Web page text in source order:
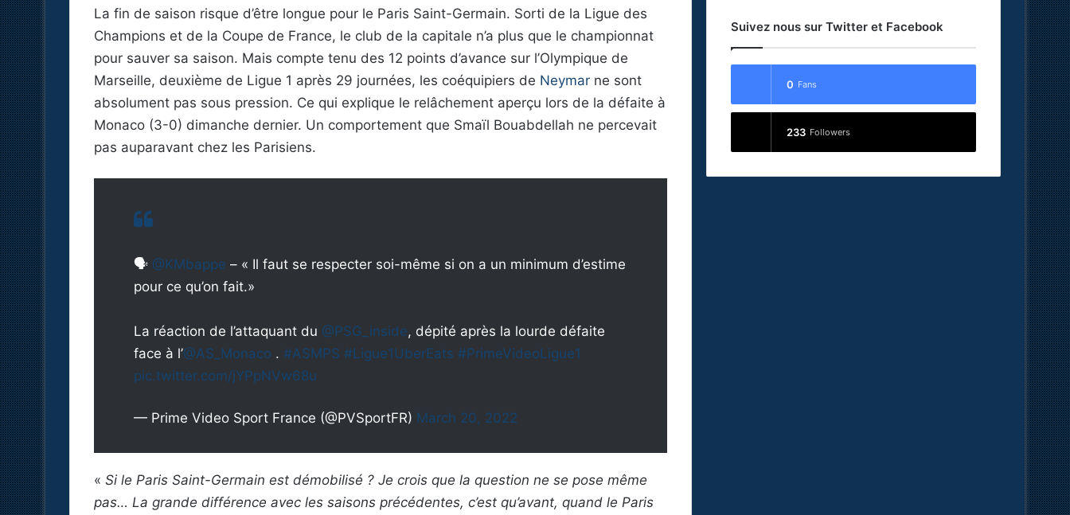
La fin de saison risque d’être longue pour le Paris Saint-Germain. Sorti de la Ligue des
Champions et de la Coupe de France, le club de la capitale n’a plus que le championnat
pour sauver sa saison. Mais compte tenu des 12 points d’avance sur l’Olympique de
Marseille, deuxième de Ligue 1 après 29 journées, les coéquipiers de Neymar ne sont
absolument pas sous pression. Ce qui explique le relâchement aperçu lors de la défaite à
Monaco (3-0) dimanche dernier. Un comportement que Smaïl Bouabdellah ne percevait
pas auparavant chez les Parisiens.
🗣️ @KMbappe – « Il faut se respecter soi-même si on a un minimum d’estime
pour ce qu’on fait.»
La réaction de l’attaquant du @PSG_inside, dépité après la lourde défaite
face à l’@AS_Monaco . #ASMPS #Ligue1UberEats #PrimeVideoLigue1
pic.twitter.com/jYPpNVw68u
— Prime Video Sport France (@PVSportFR) March 20, 2022
« Si le Paris Saint-Germain est démobilisé ? Je crois que la question ne se pose même
pas… La grande différence avec les saisons précédentes, c’est qu’avant, quand le Paris
Suivez nous sur Twitter et Facebook
0 Fans
233 Followers